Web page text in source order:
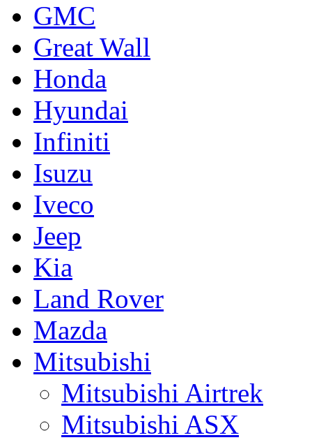
GMC
Great Wall
Honda
Hyundai
Infiniti
Isuzu
Iveco
Jeep
Kia
Land Rover
Mazda
Mitsubishi
Mitsubishi Airtrek
Mitsubishi ASX